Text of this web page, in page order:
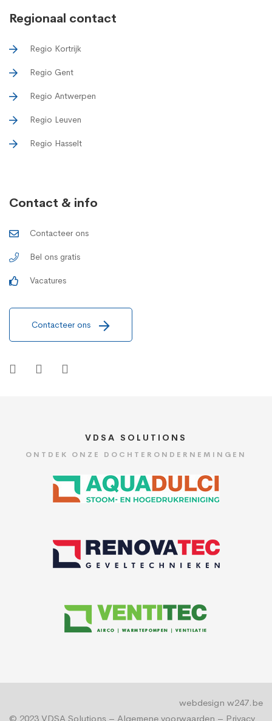
Regionaal contact
Regio Kortrijk
Regio Gent
Regio Antwerpen
Regio Leuven
Regio Hasselt
Contact & info
Contacteer ons
Bel ons gratis
Vacatures
Contacteer ons
VDSA SOLUTIONS
ONTDEK ONZE DOCHTERONDERNEMINGEN
© 2023 VDSA Solutions – Algemene voorwaarden – Privacy
webdesign w247.be